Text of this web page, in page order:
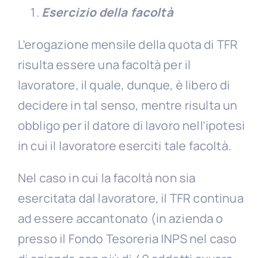
Esercizio della facoltà
L’erogazione mensile della quota di TFR
risulta essere una facoltà per il
lavoratore, il quale, dunque, è libero di
decidere in tal senso, mentre risulta un
obbligo per il datore di lavoro nell’ipotesi
in cui il lavoratore eserciti tale facoltà.
Nel caso in cui la facoltà non sia
esercitata dal lavoratore, il TFR continua
ad essere accantonato (in azienda o
presso il Fondo Tesoreria INPS nel caso